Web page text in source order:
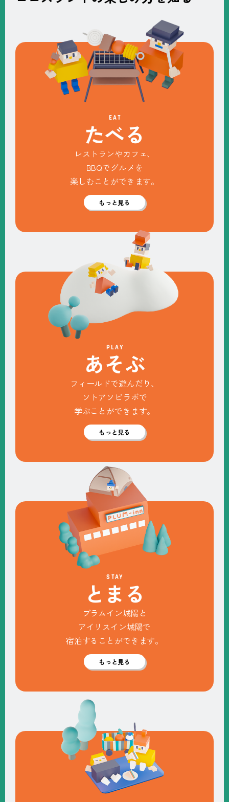
EAT
たべる
レストランやカフェ、
BBQでグルメを
楽しむことができます。
もっと見る
PLAY
あそぶ
フィールドで遊んだり、
ソトアソビラボで
学ぶことができます。
もっと見る
STAY
と ま る
プラムイン城陽と
アイリスイン城陽で
宿泊することができます。
もっと見る